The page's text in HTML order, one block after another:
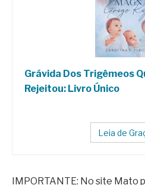
Grávida Dos Trigêmeos
Rejeitou: Livro Único
Leia de
IMPORTANTE: No site Mato